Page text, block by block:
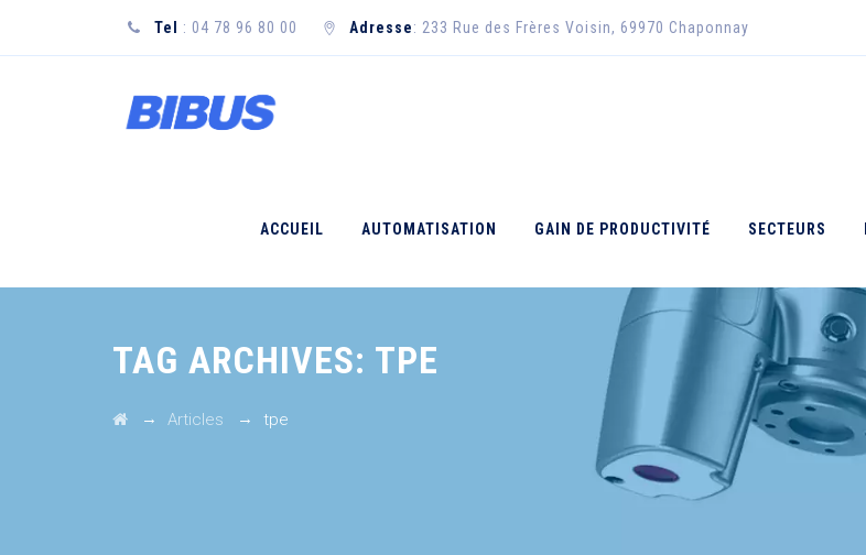
Tel : 04 78 96 80 00 Adresse: 233 Rue des Frères Voisin, 69970 Chaponnay
ACCUEIL AUTOMATISATION GAIN DE PRODUCTIVITÉ SECTEURS
TAG ARCHIVES: TPE
→ Articles → tpe